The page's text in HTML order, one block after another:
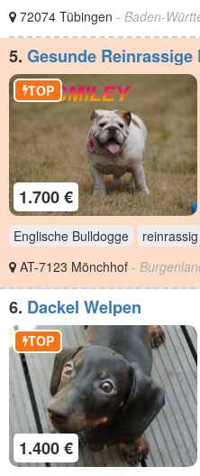
72074 Tübingen - Baden-
5. Gesunde
Welpen
1.700 €
TOP
Englische Bulldogge
reinrassig
AT-7123 Mönchhof -
6. Dackel Welpen
1.400 €
TOP